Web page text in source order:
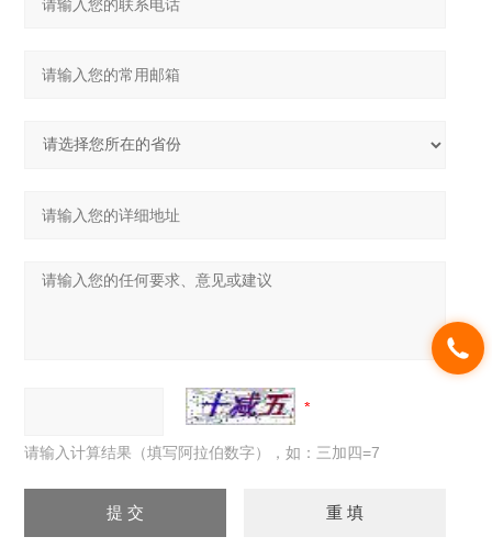
请输入计算结果（填写阿拉伯数字），如：三加四=7